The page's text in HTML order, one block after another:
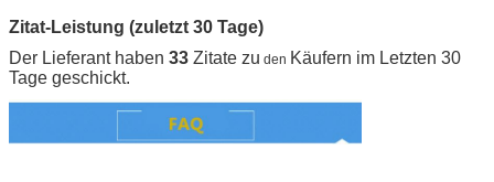
Zitat-Leistung (zuletzt 30 Tage)
Der Lieferant haben 33 Zitate zu den Käufern im Letzten 30
Tage geschickt.